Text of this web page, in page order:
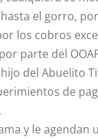
el gorro,
los cobros
parte del
del Abuelito
de
y le agendan